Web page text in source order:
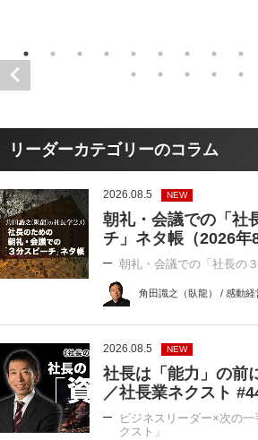
リーダーカテゴリーのコラム
2026.08.5 NEW
朝礼・会議での「社
チ」ネタ帳（2026年
朝礼・会議での「社長の
角田識之（臥龍） / 感動経
2026.08.5 NEW
社長は「能力」の前
／社長業ネクスト
ビジネスリーダー×次の
クスト」